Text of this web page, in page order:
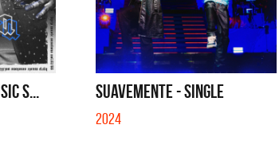
S... SUAVEMENTE - SINGLE
2024